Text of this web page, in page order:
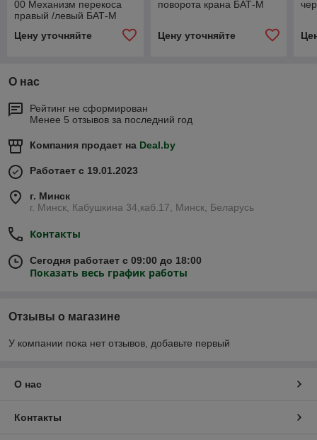
00 Механизм перекоса
правый /левый БАТ-М
Цену уточняйте
поворота крана БАТ-М
Цену уточняйте
О нас
Рейтинг не сформирован
Менее 5 отзывов за последний год
Компания продает на Deal.by
Работает с 19.01.2023
г. Минск
г. Минск, Кабушкина 34,каб.17, Минск, Беларусь
Контакты
Сегодня работает с 09:00 до 18:00
Показать весь график работы
Отзывы о магазине
У компании пока нет отзывов, добавьте первый
О нас
Контакты